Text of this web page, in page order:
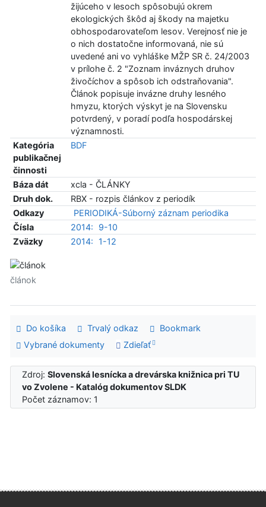
žijúceho v lesoch spôsobujú okrem
ekologických škôd aj škody na majetku
obhospodarovateľom lesov. Verejnosť nie je
o nich dostatočne informovaná, nie sú
uvedené ani vo vyhláške MŽP SR č. 24/2003
v prílohe č. 2 "Zoznam inváznych druhov
živočíchov a spôsob ich odstraňovania".
Článok popisuje invázne druhy lesného
hmyzu, ktorých výskyt je na Slovensku
potvrdený, v poradí podľa hospodárskej
významnosti.
Kategória
publikačnej
činnosti
BDF
Báza dát
xcla - ČLÁNKY
Druh dok.
RBX - rozpis článkov z periodík
Odkazy
PERIODIKÁ-Súborný záznam periodika
Čísla
2014:
9-10
Zväzky
2014: 1-12
článok
Do košíka Trvalý odkaz
Bookmark
Vybrané dokumenty
Zdieľať
Zdroj:Slovenská lesnícka a drevárska knižnica pri TU
vo Zvolene - Katalóg dokumentov SLDK
Počet záznamov: 1